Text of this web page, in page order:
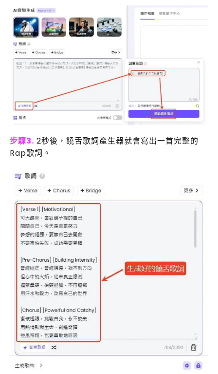
步驟3. 2秒後，饒舌歌詞產生器就會寫出一首完整的
Rap歌詞。